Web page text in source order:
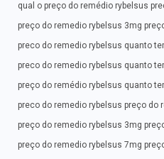
qual o preço do remédio rybelsus
preço do remedio rybelsus 3mg
preco do remedio rybelsus quanto
preco do remedio rybelsus quanto
preço do remédio rybelsus quanto
preco do remedio rybelsus preço do
preço do remedio rybelsus 3mg
preço do remedio rybelsus 7mg